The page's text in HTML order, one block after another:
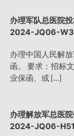
办理军队总医院
2024-JQ06-
办理中国人民解
函。 要求：招标
业保函、或 […]
办理解放军总医
2024-JQ06-